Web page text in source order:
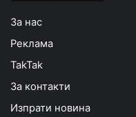
За нас
Реклама
TakTak
За контакти
Изпрати новина